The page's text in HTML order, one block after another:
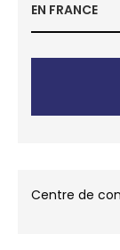
EN FRANCE
Centre de